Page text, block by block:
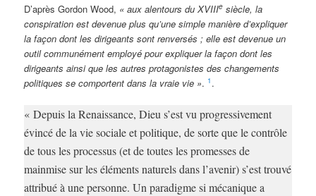
D’après Gordon Wood, « aux alentours du XVIIIe siècle, la
conspiration est devenue plus qu’une simple manière d’expliquer
la façon dont les dirigeants sont renversés ; elle est devenue un
outil communément employé pour expliquer la façon dont les
dirigeants ainsi que les autres protagonistes des changements
politiques se comportent dans la vraie vie ». 1 .
« Depuis la Renaissance, Dieu s’est vu progressivement
évincé de la vie sociale et politique, de sorte que le contrôle
de tous les processus (et de toutes les promesses de
mainmise sur les éléments naturels dans l’avenir) s’est trouvé
attribué à une personne. Un paradigme si mécanique a